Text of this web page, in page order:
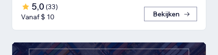
5,0 (33)
Vanaf $ 10
Bekijken